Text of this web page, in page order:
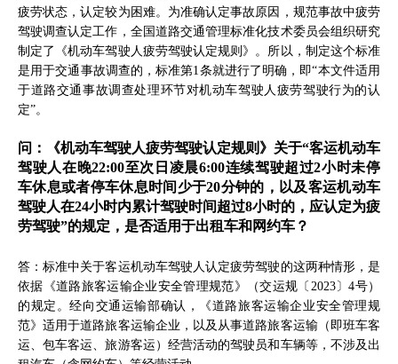
疲劳状态，认定较为困难。为准确认定事故原因，规范事故中疲劳
驾驶调查认定工作，全国道路交通管理标准化技术委员会组织研究
制定了《机动车驾驶人疲劳驾驶认定规则》。所以，制定这个标准
是用于交通事故调查的，标准第1条就进行了明确，即“本文件适用
于道路交通事故调查处理环节对机动车驾驶人疲劳驾驶行为的认
定”。
问：《机动车驾驶人疲劳驾驶认定规则》关于“客运机动车
驾驶人在晚22:00至次日凌晨6:00连续驾驶超过2小时未停
车休息或者停车休息时间少于20分钟的，以及客运机动车
驾驶人在24小时内累计驾驶时间超过8小时的，应认定为疲
劳驾驶”的规定，是否适用于出租车和网约车？
答：标准中关于客运机动车驾驶人认定疲劳驾驶的这两种情形，是
依据《道路旅客运输企业安全管理规范》（交运规〔2023〕4号）
的规定。经向交通运输部确认，《道路旅客运输企业安全管理规
范》适用于道路旅客运输企业，以及从事道路旅客运输（即班车客
运、包车客运、旅游客运）经营活动的驾驶员和车辆等，不涉及出